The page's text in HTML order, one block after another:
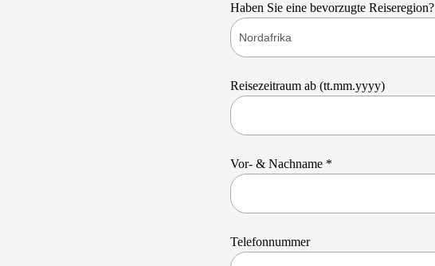
Haben Sie eine bevorzugte Reiseregion?
Reisezeitraum ab (tt.mm.yyyy)
Vor- & Nachname *
Telefonnummer